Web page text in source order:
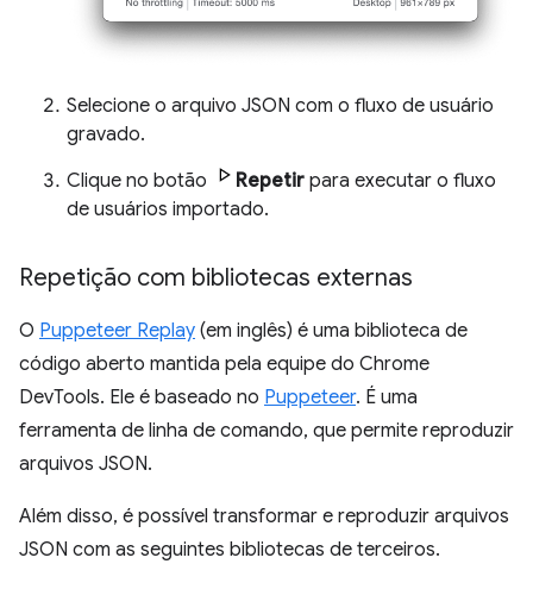
Selecione o arquivo JSON com o fluxo de usuário
gravado.
Clique no botão
Repetir para executar o fluxo
de usuários importado.
Repetição com bibliotecas externas
O Puppeteer Replay (em inglês) é uma biblioteca de
código aberto mantida pela equipe do Chrome
DevTools. Ele é baseado no Puppeteer. É uma
ferramenta de linha de comando, que permite reproduzir
arquivos JSON.
Além disso, é possível transformar e reproduzir arquivos
JSON com as seguintes bibliotecas de terceiros.